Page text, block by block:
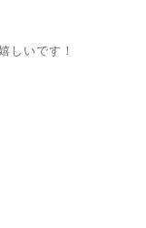
しいです！